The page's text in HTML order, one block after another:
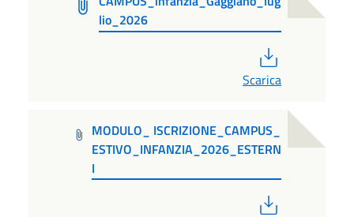
lio_2026
Scarica
MODULO_ ISCRIZIONE_CAMPUS_
ESTIVO_INFANZIA_2026_ESTERN
I